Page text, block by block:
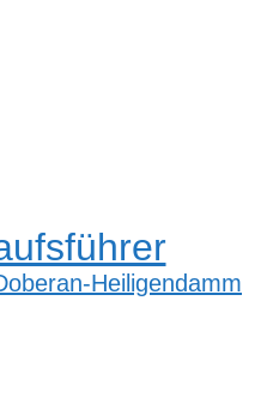
Heiligendamm